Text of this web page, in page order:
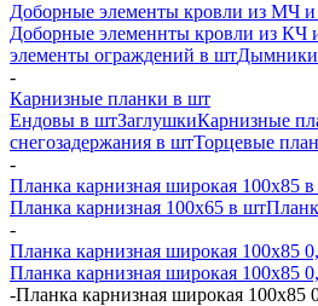
Доборные элементы кровли из МЧ
Доборные элеменнты кровли из
элементы ограждений в штДымники
-
Карнизные планки в шт
Ендовы в штЗаглушкиКарнизные
снегозадержания в штТорцевые
-
Планка карнизная широкая 100х85
Планка карнизная 100х65 в шт
-
Планка карнизная широкая 100х85
Планка карнизная широкая 100х85
-Планка карнизная широкая 100х85